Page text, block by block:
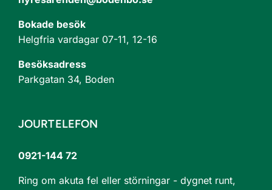
Bokade besök
Helgfria vardagar 07-11, 12-16
Besöksadress
Parkgatan 34, Boden
JOURTELEFON
0921-144 72
Ring om akuta fel eller störningar - dygnet runt,